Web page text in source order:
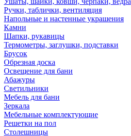
Ручки, таблички, вентиляция
Напольные и настенные украшения
Камни
Шапки, рукавицы
Термометры, заглушки, подставки
Брусок
Обрезная доска
Освещение для бани
Абажуры
Светильники
Мебель для бани
Зеркала
Мебельные комплектующие
Решетки на пол
Столешницы